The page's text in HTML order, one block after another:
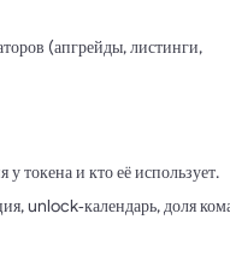
(апгрейды, листинги,
токена и кто её использует.
unlock‑календарь, доля